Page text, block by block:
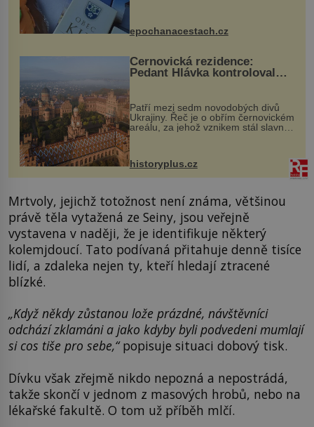
komentovanou prohlídku kostela,
epochanacestach.cz
Černovická rezidence:
Pedant Hlávka kontroloval
Patří mezi sedm novodobých divů
Ukrajiny. Řeč je o obřím černovickém
areálu, za jehož vznikem stál slavný
český architekt Josef Hlávka. Ten si
na něm dal mimořádně záležet. Jeho
historyplus.cz
Mrtvoly, jejichž totožnost není známa, většinou
právě těla vytažená ze Seiny, jsou veřejně
vystavena v naději, že je identifikuje některý
kolemjdoucí. Tato podívaná přitahuje denně tisíce
lidí, a zdaleka nejen ty, kteří hledají ztracené
blízké.
„Když někdy zůstanou lože prázdné, návštěvníci
odchází zklamáni a jako kdyby byli podvedeni mumlají
si cos tiše pro sebe,“popisuje situaci dobový tisk.
Dívku však zřejmě nikdo nepozná a nepostrádá,
takže skončí v jednom z masových hrobů, nebo na
lékařské fakultě. O tom už příběh mlčí.